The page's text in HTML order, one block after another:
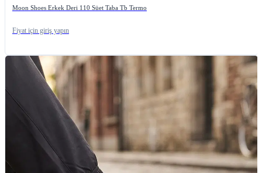
Moon Shoes Erkek Deri 110 Süet Taba Tb Termo
Fiyat için giriş yapın